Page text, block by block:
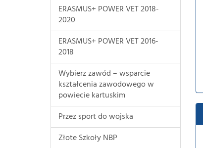
ERASMUS+ POWER VET 2018-
2020
ERASMUS+ POWER VET 2016-
2018
Wybierz zawód – wsparcie
kształcenia zawodowego w
powiecie kartuskim
Przez sport do wojska
Złote Szkoły NBP